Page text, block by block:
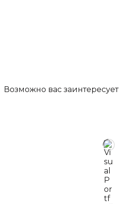
Возможно вас заинтересует